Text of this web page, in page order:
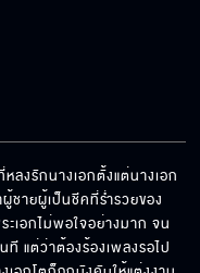
ลงรักนางเอกตั้งแต่นางเอก
ชายผู้เป็นชีคที่ร่ำรวยของ
ะเอกไม่พอใจอย่างมาก จน
แต่ว่าต้องร้องเพลงรอไป